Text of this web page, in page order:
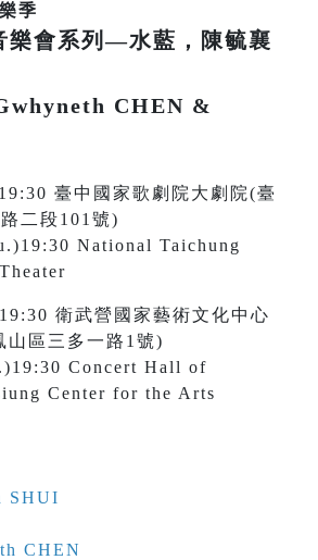
季
樂會系列—水藍，陳毓襄
CHEN &
臺中國家歌劇院大劇院(臺
二段101號)
National Taichung
衛武營國家藝術文化中心
山區三多一路1號)
Concert Hall of
Center for the Arts
SHUI
CHEN